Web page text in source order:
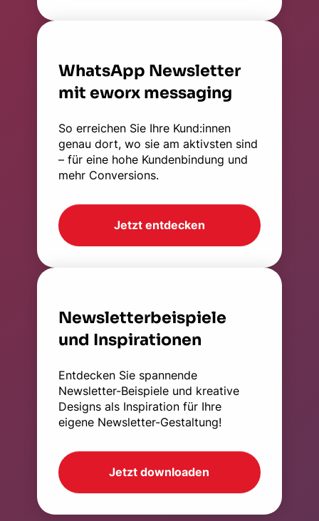
WhatsApp Newsletter
mit eworx messaging
So erreichen Sie Ihre Kund:innen
genau dort, wo sie am aktivsten sind
– für eine hohe Kundenbindung und
mehr Conversions.
Jetzt entdecken
Newsletterbeispiele
und Inspirationen
Entdecken Sie spannende
Newsletter-Beispiele und kreative
Designs als Inspiration für Ihre
eigene Newsletter-Gestaltung!
Jetzt downloaden